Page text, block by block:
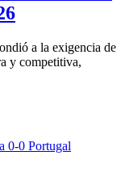
a la exigencia de
y competitiva,